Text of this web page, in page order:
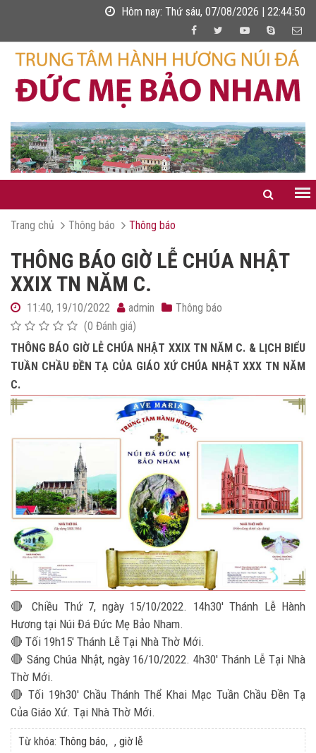
Hôm nay: Thứ sáu, 07/08/2026 | 22:44:50
Trang chủ Thông báo Thông báo
THÔNG BÁO GIỜ LỄ CHÚA NHẬT
XXIX TN NĂM C.
11:40, 19/10/2022 admin
Thông báo
(0 Đánh giá)
THÔNG BÁO GIỜ LỄ CHÚA NHẬT XXIX TN NĂM C. & LỊCH BIỂU
TUẦN CHẦU ĐỀN TẠ CỦA GIÁO XỨ CHÚA NHẬT XXX TN NĂM
C.
🔴 Chiều Thứ 7, ngày 15/10/2022. 14h30' Thánh Lễ Hành
Hương tại Núi Đá Đức Mẹ Bảo Nham.
🔴 Tối 19h15' Thánh Lễ Tại Nhà Thờ Mới.
🔴 Sáng Chúa Nhật, ngày 16/10/2022. 4h30' Thánh Lễ Tại Nhà
Thờ Mới.
🔴 Tối 19h30' Chầu Thánh Thể Khai Mạc Tuần Chầu Đền Tạ
Của Giáo Xứ. Tại Nhà Thờ Mới.
Từ khóa: Thông báo , giờ lễ